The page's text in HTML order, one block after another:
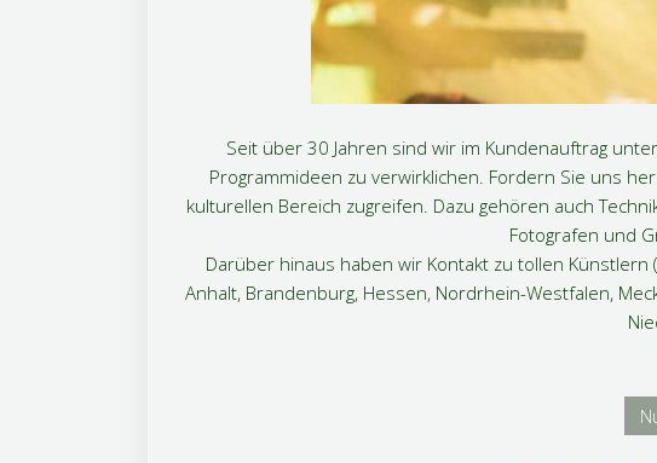
Seit über 30 Jahren sind wir im Kundenauftrag
Programmideen zu verwirklichen. Fordern Sie uns
kulturellen Bereich zugreifen. Dazu gehören auch
Fotografen und
Darüber hinaus haben wir Kontakt zu tollen
Anhalt, Brandenburg, Hessen, Nordrhein-Westfalen,